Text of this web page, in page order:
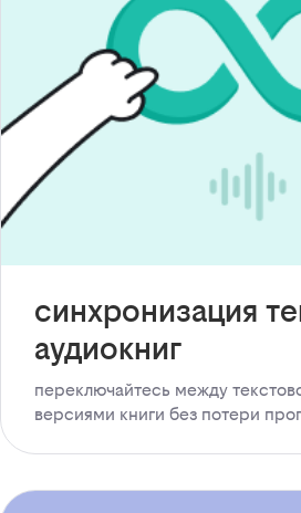
синхронизация
аудиокниг
переключайтесь между
версиями книги без потери